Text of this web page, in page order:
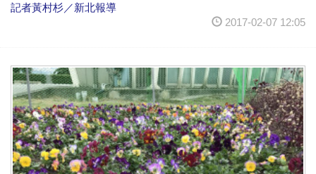
記者黃村杉／新北報導
2017-02-07 12:05